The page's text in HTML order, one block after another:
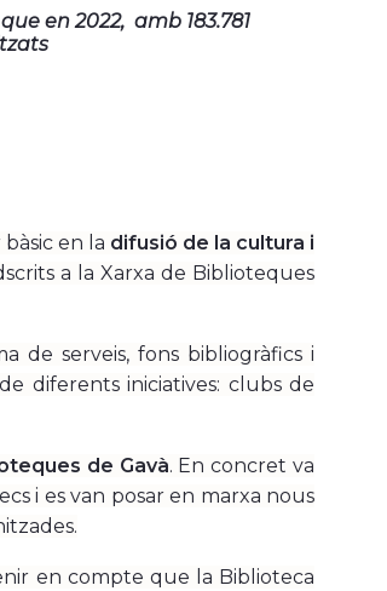
en 2022, amb 183.781
en la difusió de la cultura i
a la Xarxa de Biblioteques
de serveis, fons bibliogràfics i
diferents iniciatives: clubs de
de Gavà. En concret va
i es van posar en marxa nous
en compte que la Biblioteca